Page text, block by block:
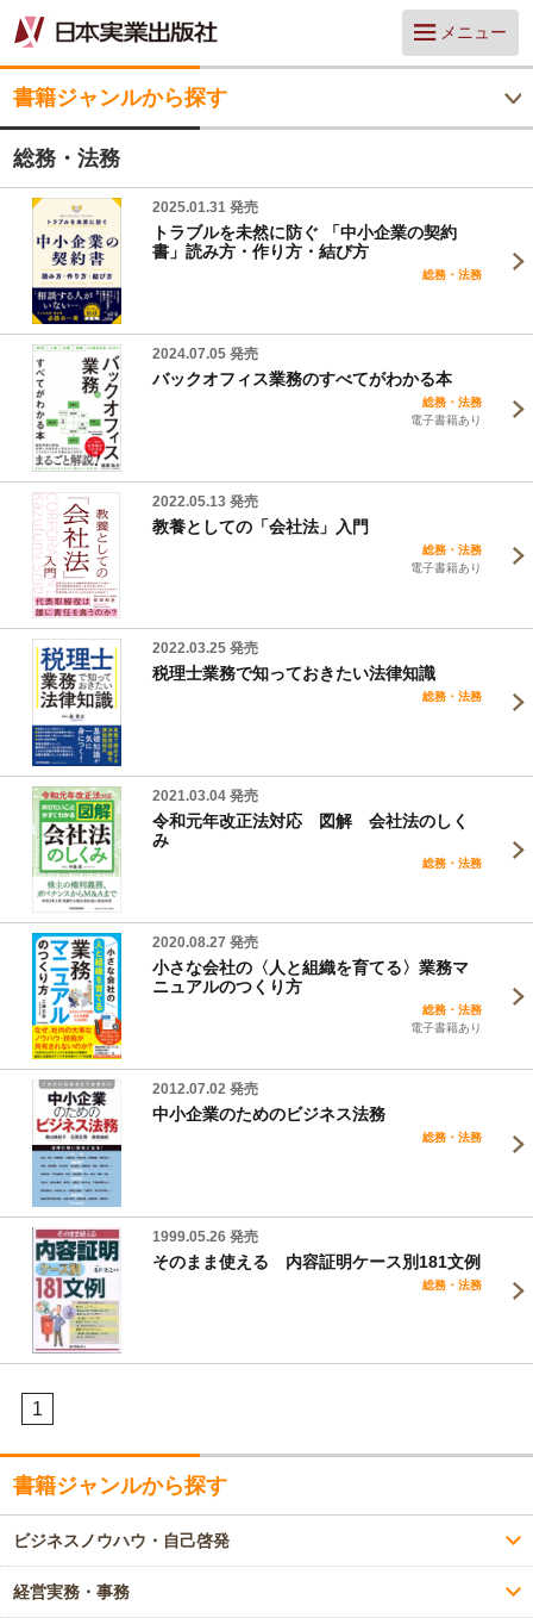
メニュー
書籍ジャンルから探す
総務・法務
2025.01.31 発売
トラブルを未然に防ぐ 「中小企業の契約
書」読み方・作り方・結び方
総務・法務
2024.07.05 発売
バックオフィス業務のすべてがわかる本
総務・法務
電子書籍あり
2022.05.13 発売
教養としての「会社法」入門
総務・法務
電子書籍あり
2022.03.25 発売
税理士業務で知っておきたい法律知識
総務・法務
2021.03.04 発売
令和元年改正法対応 図解 会社法のしく
み
総務・法務
2020.08.27 発売
小さな会社の〈人と組織を育てる〉業務マ
ニュアルのつくり方
総務・法務
電子書籍あり
2012.07.02 発売
中小企業のためのビジネス法務
総務・法務
1999.05.26 発売
そのまま使える 内容証明ケース別181文例
総務・法務
1
書籍ジャンルから探す
ビジネスノウハウ・自己啓発
経営実務・事務